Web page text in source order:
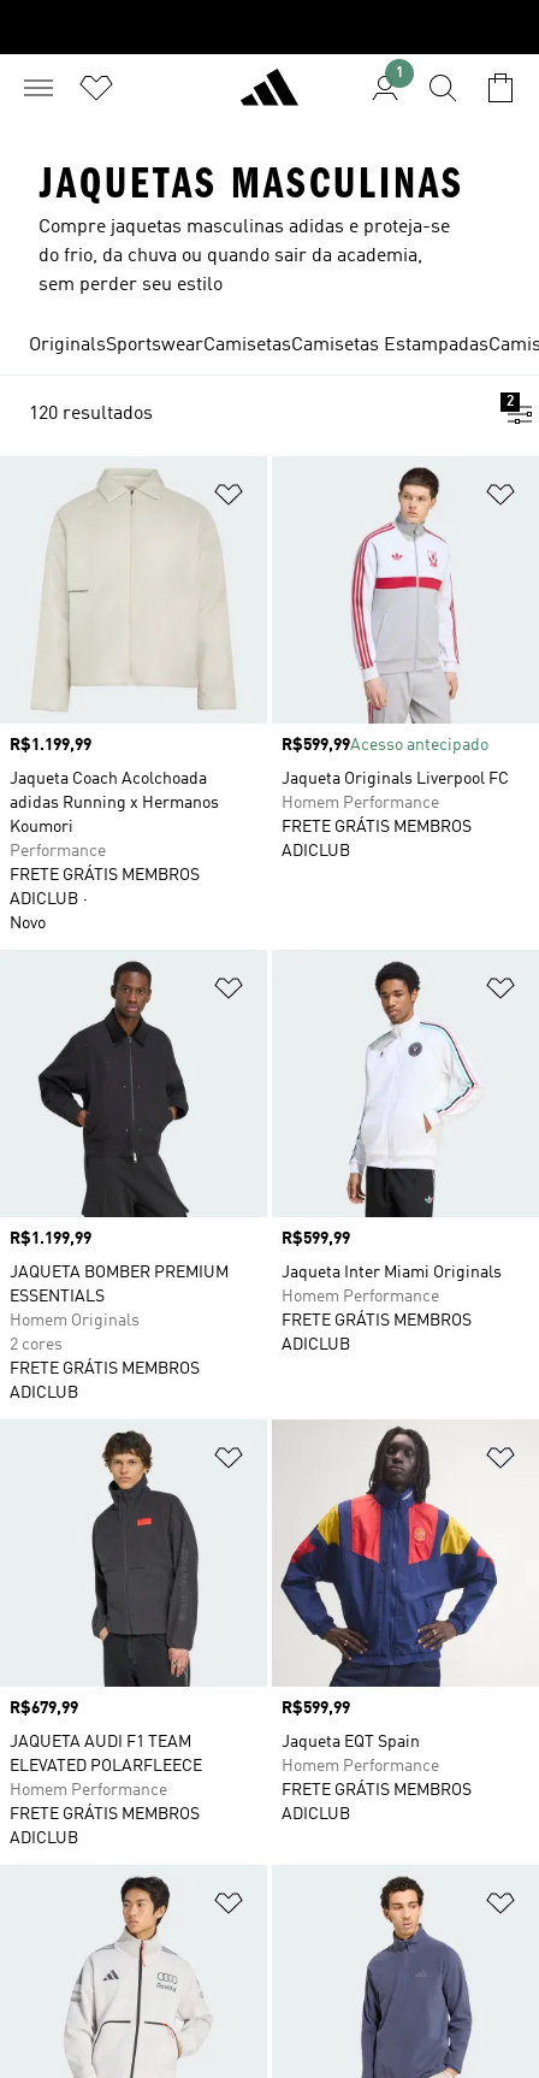
1
JAQUETAS MASCULINAS
Compre jaquetas masculinas adidas e proteja-se
do frio, da chuva ou quando sair da academia,
sem perder seu estilo
OriginalsSportswearCamisetasCamisetas Estampadas
120 resultados
2
Adicionar à Lista de Desejos
Preço
R$1.199,99
Jaqueta Coach Acolchoada
adidas Running x Hermanos
Koumori
Performance
FRETE GRÁTIS MEMBROS
ADICLUB
Novo
Preço
R$599,99Acesso antecipado
Jaqueta Originals Liverpool FC
Homem Performance
FRETE GRÁTIS MEMBROS
ADICLUB
Adicionar à Lista de Desejos
Preço
R$1.199,99
JAQUETA BOMBER PREMIUM
ESSENTIALS
Homem Originals
2 cores
FRETE GRÁTIS MEMBROS
ADICLUB
Preço
R$599,99
Jaqueta Inter Miami Originals
Homem Performance
FRETE GRÁTIS MEMBROS
ADICLUB
Adicionar à Lista de Desejos
Preço
R$679,99
JAQUETA AUDI F1 TEAM
ELEVATED POLARFLEECE
Homem Performance
FRETE GRÁTIS MEMBROS
ADICLUB
Preço
R$599,99
Jaqueta EQT Spain
Homem Performance
FRETE GRÁTIS MEMBROS
ADICLUB
Adicionar à Lista de Desejos